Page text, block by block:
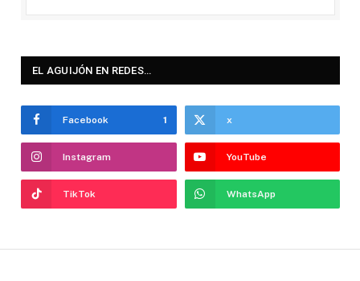
EL AGUIJÓN EN REDES…
Facebook 1 x
Instagram YouTube
TikTok WhatsApp